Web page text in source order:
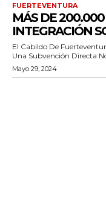
FUERTEVENTURA
MÁS DE
INTEGRACIÓN
El Cabildo De
Una Subvención Directa
Mayo 29, 2024